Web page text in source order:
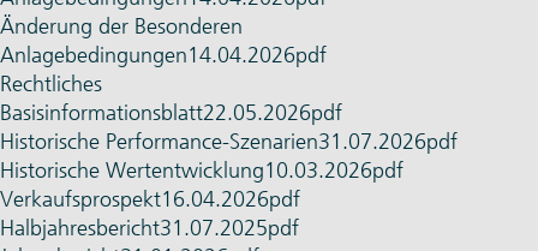
Änderung der Besonderen
Anlagebedingungen14.04.2026pdf
Rechtliches
Basis­informationsblatt22.05.2026pdf
Histo­rische Performance-Szenarien31.07.2026pdf
Histo­rische Wert­entwicklung10.03.2026pdf
Verkaufsprospekt16.04.2026pdf
Halbjahres­bericht31.07.2025pdf